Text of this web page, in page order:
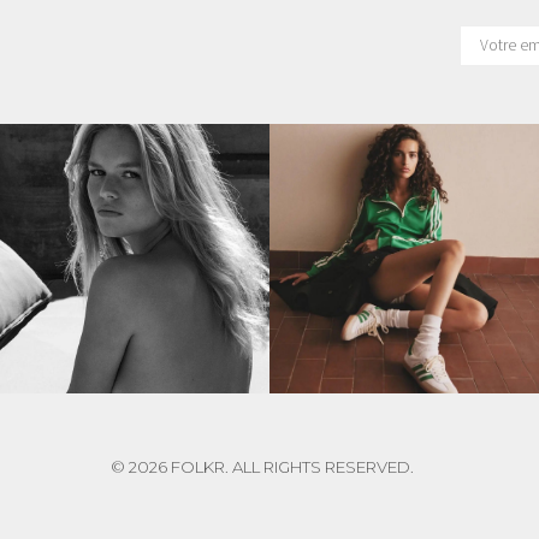
© 2026 FOLKR. ALL RIGHTS RESERVED.